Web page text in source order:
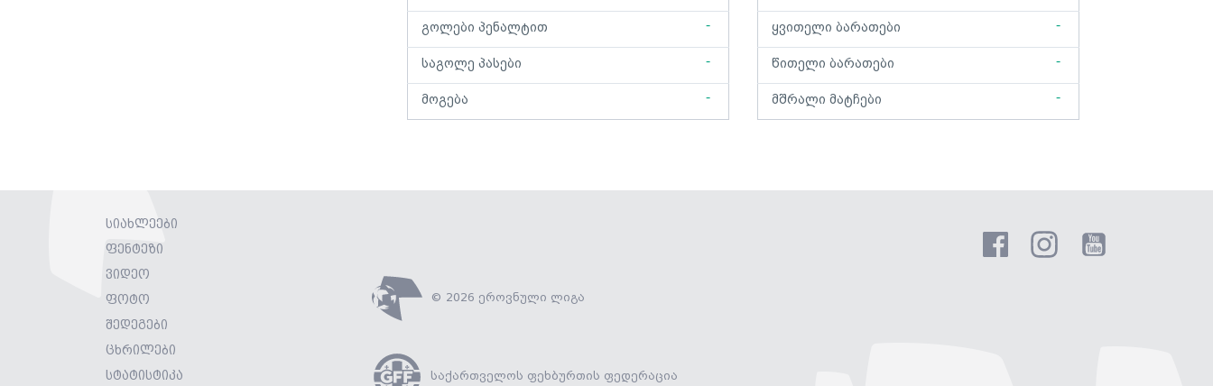
გოლები პენალტით -
საგოლე პასები -
მოგება -
ყვითელი ბარათები -
წითელი ბარათები -
მშრალი მატჩები -
სიახლეები
ფენტეზი
ვიდეო
ფოტო
შედეგები
ცხრილები
სტატისტიკა
© 2026 ეროვნული ლიგა
საქართველოს ფეხბურთის ფედერაცია